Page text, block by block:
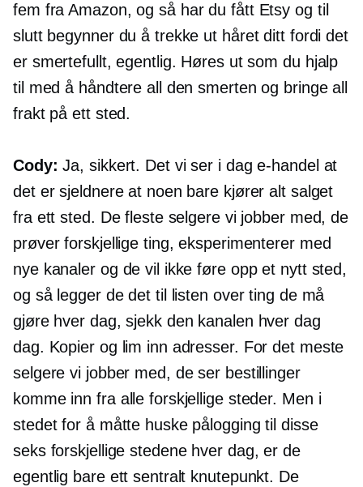
fem fra Amazon, og så har du fått Etsy og til
slutt begynner du å trekke ut håret ditt fordi det
er smertefullt, egentlig. Høres ut som du hjalp
til med å håndtere all den smerten og bringe all
frakt på ett sted.
Cody: Ja, sikkert. Det vi ser i dage-handel at
det er sjeldnere at noen bare kjører alt salget
fra ett sted. De fleste selgere vi jobber med, de
prøver forskjellige ting, eksperimenterer med
nye kanaler og de vil ikke føre opp et nytt sted,
og så legger de det til listen over ting de må
gjøre hver dag, sjekk den kanalen hver dag
dag. Kopier og lim inn adresser. For det meste
selgere vi jobber med, de ser bestillinger
komme inn fra alle forskjellige steder. Men i
stedet for å måtte huske pålogging til disse
seks forskjellige stedene hver dag, er de
egentlig bare ett sentralt knutepunkt. De